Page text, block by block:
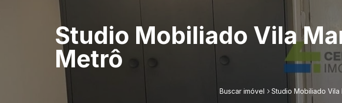
Studio Mobiliado Vila
Metrô
Buscar imóvel Studio Mobiliado Vila